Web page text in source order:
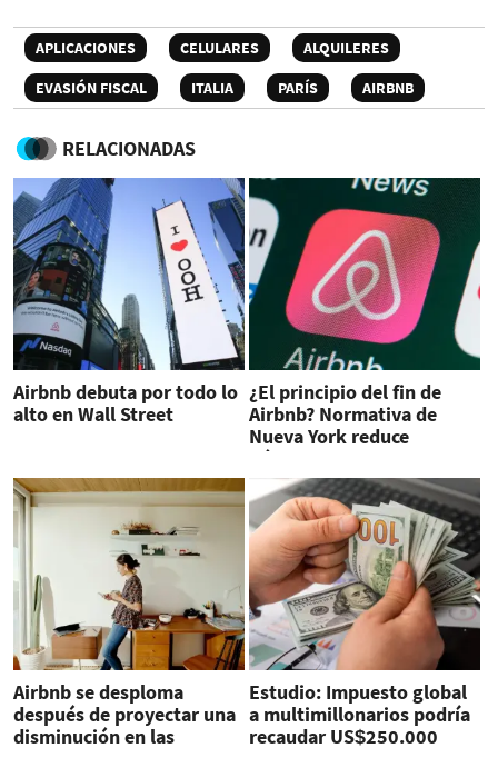
APLICACIONES CELULARES
ALQUILERES
EVASIÓN FISCAL
ITALIA PARÍS AIRBNB
RELACIONADAS
Airbnb debuta por todo lo
alto en Wall Street
¿El principio del fin de
Airbnb? Normativa de
Nueva York reduce
número de alojamientos
Airbnb se desploma
después de proyectar una
disminución en las
Estudio: Impuesto global
a multimillonarios podría
recaudar US$250.000